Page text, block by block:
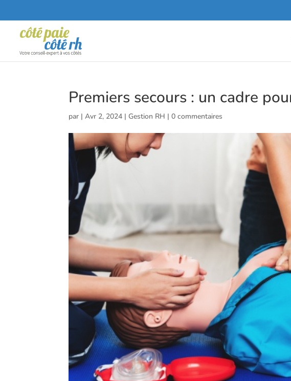
Premiers secours : un cadre
par |Avr 2, 2024 | Gestion RH |0 commentaires